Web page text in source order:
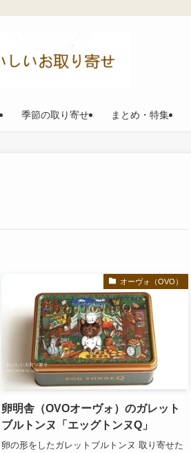
季節の取り寄せ まとめ・特集
オーヴォ（OVO）
卵明舎（OVOオーヴォ）のガレット
ブルトンヌ「エッグトンヌQ」
卵の形をしたガレットブルトンヌ 取り寄せた